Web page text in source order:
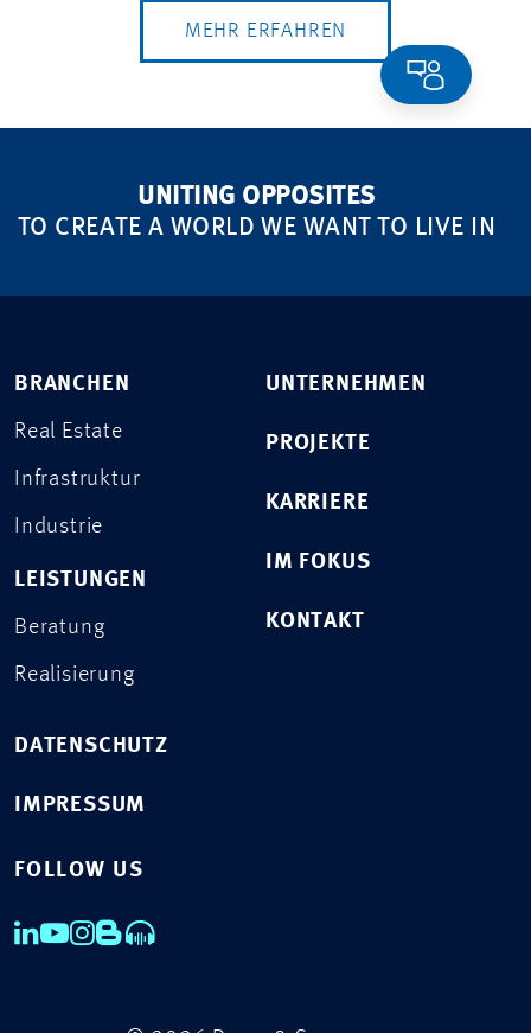
MEHR ERFAHREN
UNITING OPPOSITES
TO CREATE A WORLD WE WANT TO LIVE IN
BRANCHEN
Real Estate
Infrastruktur
Industrie
LEISTUNGEN
Beratung
Realisierung
UNTERNEHMEN
PROJEKTE
KARRIERE
IM FOKUS
KONTAKT
DATENSCHUTZ
IMPRESSUM
FOLLOW US